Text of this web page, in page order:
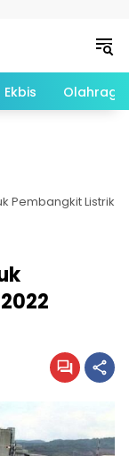
Ekbis Olahraga
Pembangkit Listrik